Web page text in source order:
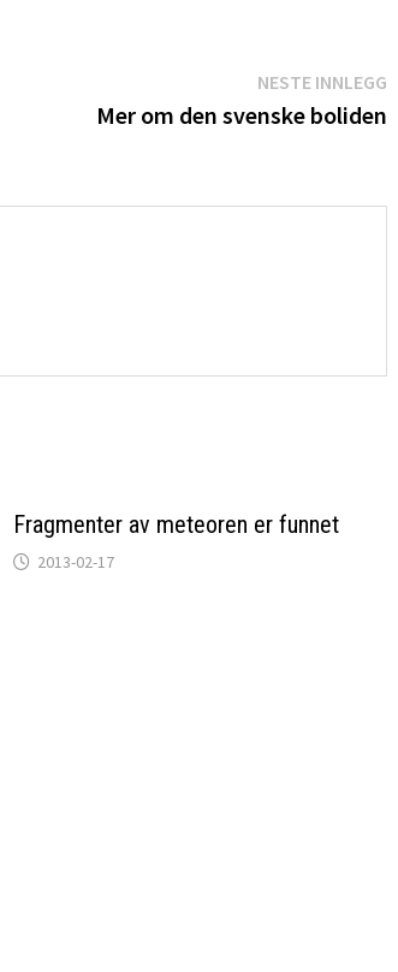
NESTE INNLEGG
Mer om den svenske boliden
Fragmenter av meteoren er funnet
2013-02-17